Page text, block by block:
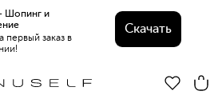
Шопинг и
первый заказ в
Скачать